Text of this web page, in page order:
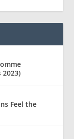
Feel the